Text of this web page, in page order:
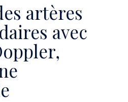
artères
avec